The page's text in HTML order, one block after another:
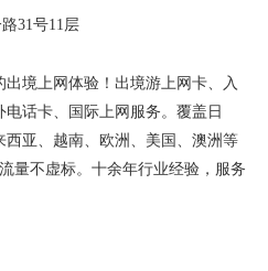
31号11层
境上网体验！出境游上网卡、入
话卡、国际上网服务。覆盖日
亚、越南、欧洲、美国、澳洲等
量不虚标。十余年行业经验，服务